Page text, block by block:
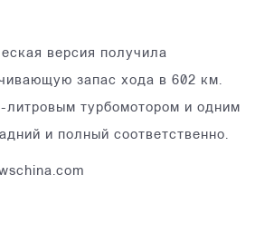
версия получила
запас хода в 602 км.
турбомотором и одним
и полный соответственно.